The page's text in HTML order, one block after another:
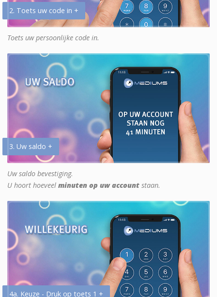
2. Toets uw code in +
Toets uw persoonlijke code in.
3. Uw saldo +
Uw saldo bevestiging.
U hoort hoeveel minuten op uw account staan.
4a. Keuze - Druk op toets 1 +